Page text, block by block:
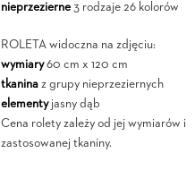
nieprzezierne3 rodzaje 26 kolorów
ROLETA widoczna na zdjęciu:
wymiary60 cm x 120 cm
tkaninaz grupy nieprzeziernych
elementyjasny dąb
Cena rolety zależy od jej wymiarów i
zastosowanej tkaniny.